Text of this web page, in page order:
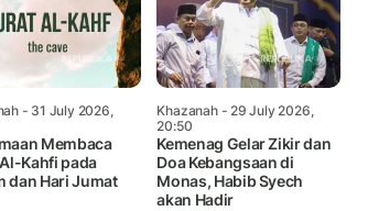
- 31 July 2026,
Membaca
Kahfi pada
dan Hari Jumat
Khazanah- 29 July 2026,
20:50
Kemenag Gelar Zikir dan
Doa Kebangsaan di
Monas, Habib Syech
akan Hadir